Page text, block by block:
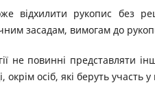
відхилити рукопис без
засадам, вимогам до
не повинні представляти
осіб, які беруть участь